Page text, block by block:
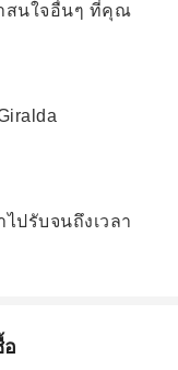
สนใจอื่นๆ ที่คุณ
ปรับจนถึงเวลา